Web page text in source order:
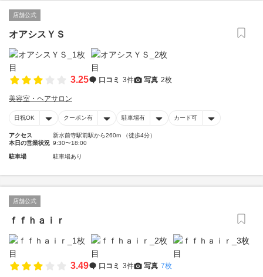
店舗公式
オアシスＹＳ
3.25 口コミ 3件 写真 2枚
美容室・ヘアサロン
日祝OK クーポン有 駐車場有 カード可
アクセス
新水前寺駅前駅から260m （徒歩4分）
本日の営業状況 9:30〜18:00
駐車場 駐車場あり
店舗公式
ｆｆｈａｉｒ
3.49 口コミ 3件 写真 7枚